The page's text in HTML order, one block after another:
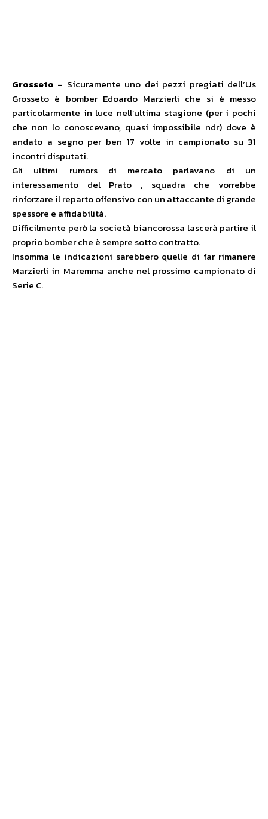
Grosseto – Sicuramente uno dei pezzi pregiati dell’Us
Grosseto è bomber Edoardo Marzierli che si è messo
particolarmente in luce nell’ultima stagione (per i pochi
che non lo conoscevano, quasi impossibile ndr) dove è
andato a segno per ben 17 volte in campionato su 31
incontri disputati.
Gli ultimi rumors di mercato parlavano di un
interessamento del Prato , squadra che vorrebbe
rinforzare il reparto offensivo con un attaccante di grande
spessore e affidabilità.
Difficilmente però la società biancorossa lascerà partire il
proprio bomber che è sempre sotto contratto.
Insomma le indicazioni sarebbero quelle di far rimanere
Marzierli in Maremma anche nel prossimo campionato di
Serie C.